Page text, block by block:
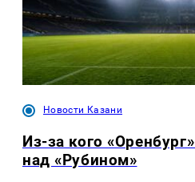
Новости Казани
Из-за кого
над «Рубином»